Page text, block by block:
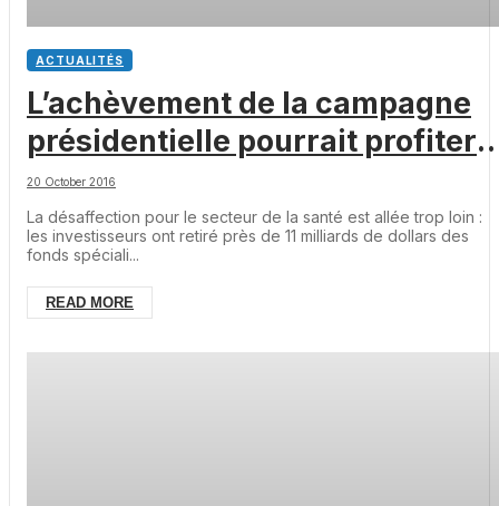
ACTUALITÉS
L’achèvement de la campagne
présidentielle pourrait profiter
au secteur de la santé, selon
ClearBridge
20 October 2016
La désaffection pour le secteur de la santé est allée trop loin :
les investisseurs ont retiré près de 11 milliards de dollars des
fonds spéciali...
READ MORE